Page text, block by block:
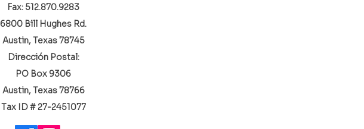
Fax: 512.870.9283
6800 Bill Hughes Rd.
Austin, Texas 78745
Dirección Postal:
PO Box 9306
Austin, Texas 78766
​Tax ID # 27-2451077